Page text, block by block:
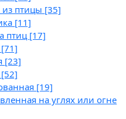
из птицы [35]
[11]
птиц [17]
[71]
[23]
[52]
[19]
на углях или огне